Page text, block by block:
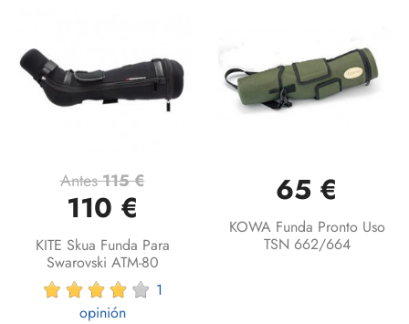
Antes115 €
110 €
KITE Skua Funda Para
Swarovski ATM-80
1
opinión
65 €
KOWA Funda Pronto Uso
TSN 662/664